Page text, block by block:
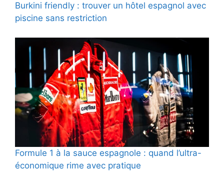
Burkini friendly : trouver un hôtel espagnol avec
piscine sans restriction
Formule 1 à la sauce espagnole : quand l’ultra-
économique rime avec pratique